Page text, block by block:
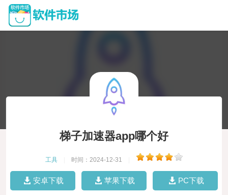
梯子加速器app哪个好
工具 时间：2024-12-31
安卓下载 苹果下载 PC下载